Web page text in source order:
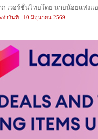
ก เวอร์ชั่นไทยโดย นายน้อยแห่งแ
จำวันที่ : 10 มิถุนายน 2569